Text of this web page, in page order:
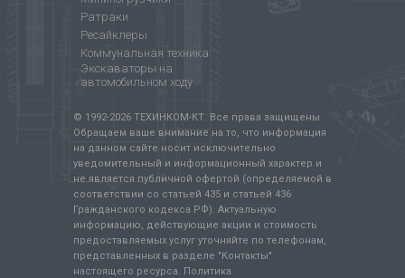
© 1992-2026 ТЕХИНКОМ-КТ. Все права защищены.
Обращаем ваше внимание на то, что информация
на данном сайте носит исключительно
уведомительный и информационный характер и
не является публичной офертой (определяемой в
соответствии со статьей 435 и статьей 436
Гражданского кодекса РФ). Актуальную
информацию, действующие акции и стоимость
предоставляемых услуг уточняйте по телефонам,
представленных в разделе "Контакты"
настоящего ресурса. Политика
Ратраки
Ресайклеры
Коммунальная техника
Экскаваторы на
автомобильном ходу